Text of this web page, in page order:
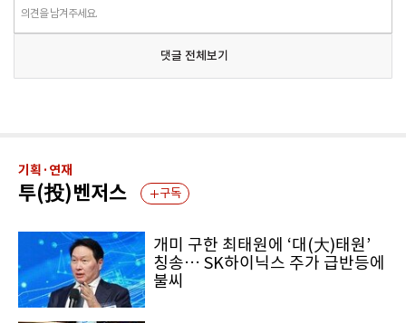
의견을 남겨주세요.
댓글 전체보기
기획·연재
투(投)벤저스 구독
개미 구한 최태원에 ‘대(大)태원’
칭송… SK하이닉스 주가 급반등에
불씨